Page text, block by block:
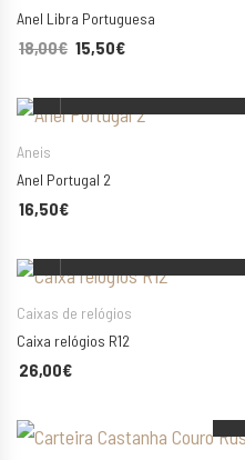
Anel Libra Portuguesa
18,00€ O preço original era: 18,00€.
15,50€
Aneis
Anel Portugal 2
16,50€
Caixas de relógios
Caixa relógios R12
26,00€